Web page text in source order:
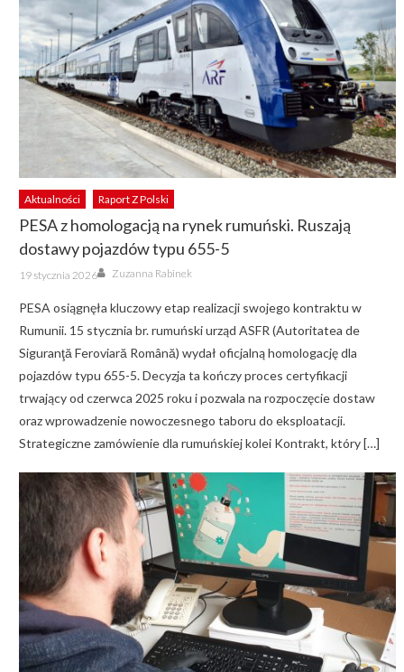
Aktualności Raport Z Polski
PESA z homologacją na rynek rumuński. Ruszają
dostawy pojazdów typu 655-5
Posted
on
19 stycznia 2026 Author
Zuzanna Rabinek
PESA osiągnęła kluczowy etap realizacji swojego kontraktu w
Rumunii. 15 stycznia br. rumuński urząd ASFR (Autoritatea de
Siguranţă Feroviară Română) wydał oficjalną homologację dla
pojazdów typu 655-5. Decyzja ta kończy proces certyfikacji
trwający od czerwca 2025 roku i pozwala na rozpoczęcie dostaw
oraz wprowadzenie nowoczesnego taboru do eksploatacji.
Strategiczne zamówienie dla rumuńskiej kolei Kontrakt, który […]